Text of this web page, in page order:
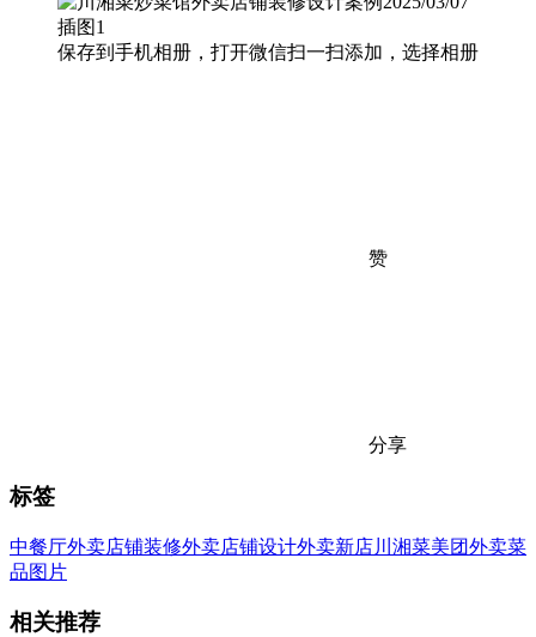
保存到手机相册，打开微信扫一扫添加，选择相册
赞
分享
标签
中餐厅外卖店铺装修外卖店铺设计外卖新店川湘菜美团外卖菜
品图片
相关推荐